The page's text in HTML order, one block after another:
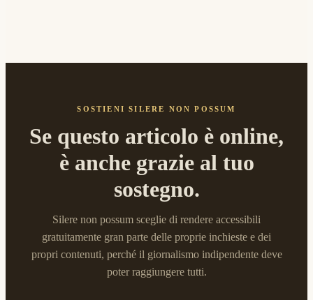
SOSTIENI SILERE NON POSSUM
Se questo articolo è online,
è anche grazie al tuo
sostegno.
Silere non possum sceglie di rendere accessibili
gratuitamente gran parte delle proprie inchieste e dei
propri contenuti, perché il giornalismo indipendente deve
poter raggiungere tutti.